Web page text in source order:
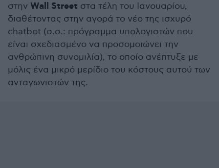
στην Wall Street στα τέλη του Ιανουαρίου,
διαθέτοντας στην αγορά το νέο της ισχυρό
chatbot (σ.σ.: πρόγραμμα υπολογιστών που
είναι σχεδιασμένο να προσομοιώνει την
ανθρώπινη συνομιλία), το οποίο ανέπτυξε με
μόλις ένα μικρό μερίδιο του κόστους αυτού των
ανταγωνιστών της.